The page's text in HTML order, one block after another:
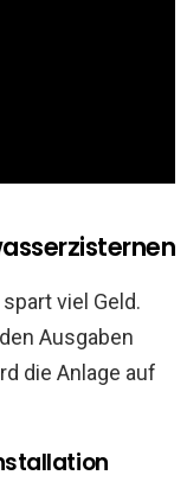
viel Geld.
Ausgaben
die Anlage auf